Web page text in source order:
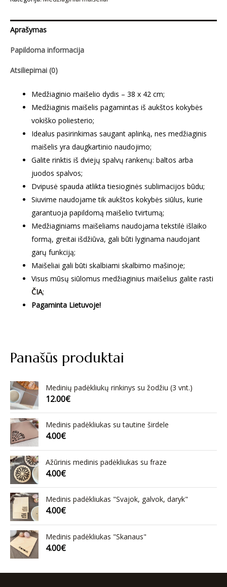
Panašūs produktai
Medinių padėkliukų rinkinys su žodžiu (3 vnt.)
12.00€
Medinis padėkliukas su tautine širdele
4.00€
Ažūrinis medinis padėkliukas su fraze
4.00€
Medinis padėkliukas "Svajok, galvok, daryk"
4.00€
Medinis padėkliukas "Skanaus"
4.00€
„Mėlynai“
Aprašymas
Papildoma informacija
Atsiliepimai (0)
Medžiaginio maišelio dydis – 38 x 42 cm;
Medžiaginis maišelis pagamintas iš aukštos kokybės
vokiško poliesterio;
Idealus pasirinkimas saugant aplinką, nes medžiaginis
maišelis yra daugkartinio naudojimo;
Galite rinktis iš dviejų spalvų rankenų: baltos arba
juodos spalvos;
Dvipusė spauda atlikta tiesioginės sublimacijos būdu;
Siuvime naudojame tik aukštos kokybės siūlus, kurie
garantuoja papildomą maišelio tvirtumą;
Medžiaginiams maišeliams naudojama tekstilė išlaiko
formą, greitai išdžiūva, gali būti lyginama naudojant
garų funkciją;
Maišeliai gali būti skalbiami skalbimo mašinoje;
Visus mūsų siūlomus medžiaginius maišelius galite rasti
ČIA;
Pagaminta Lietuvoje!